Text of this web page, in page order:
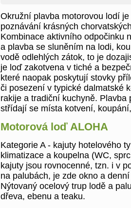
Okružní plavba motorovou lodí
poznávání krásných
Kombinace aktivního odpočinku
a plavba se sluněním na lodi,
vodě odlehlých zátok, to je
je loď zakotvena v tiché a
které naopak poskytují stovky
či posezení v typické dalmatské
rakije a tradiční kuchyně.
střídají se místa kotvení,
Motorová loď ALOHA
Kategorie A - kajuty hotelového
klimatizace a koupelna (WC,
kajuty jsou rovnocenné, tzn. i v
na palubách, je zde okno a
Nýtovaný ocelový trup lodě a
dřeva, ebenu a teaku.